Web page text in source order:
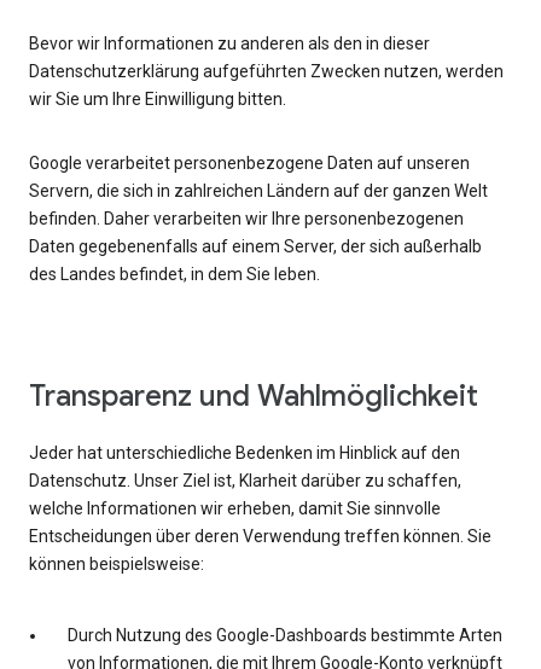
Bevor wir Informationen zu anderen als den in dieser
Datenschutzerklärung aufgeführten Zwecken nutzen, werden
wir Sie um Ihre Einwilligung bitten.
Google verarbeitet personenbezogene Daten auf unseren
Servern, die sich in zahlreichen Ländern auf der ganzen Welt
befinden. Daher verarbeiten wir Ihre personenbezogenen
Daten gegebenenfalls auf einem Server, der sich außerhalb
des Landes befindet, in dem Sie leben.
Transparenz und Wahlmöglichkeit
Jeder hat unterschiedliche Bedenken im Hinblick auf den
Datenschutz. Unser Ziel ist, Klarheit darüber zu schaffen,
welche Informationen wir erheben, damit Sie sinnvolle
Entscheidungen über deren Verwendung treffen können. Sie
können beispielsweise:
Durch Nutzung des Google-Dashboards bestimmte Arten
von Informationen, die mit Ihrem Google-Konto verknüpft